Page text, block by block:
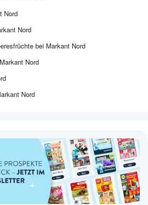
Nord
Nord
bei Markant Nord
Nord
Nord